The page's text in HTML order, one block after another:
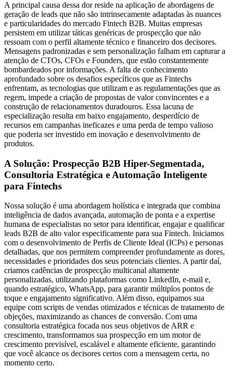
A principal causa dessa dor reside na aplicação de abordagens de
geração de leads que não são intrinsecamente adaptadas às nuances
e particularidades do mercado Fintech B2B. Muitas empresas
persistem em utilizar táticas genéricas de prospecção que não
ressoam com o perfil altamente técnico e financeiro dos decisores.
Mensagens padronizadas e sem personalização falham em capturar a
atenção de CTOs, CFOs e Founders, que estão constantemente
bombardeados por informações. A falta de conhecimento
aprofundado sobre os desafios específicos que as Fintechs
enfrentam, as tecnologias que utilizam e as regulamentações que as
regem, impede a criação de propostas de valor convincentes e a
construção de relacionamentos duradouros. Essa lacuna de
especialização resulta em baixo engajamento, desperdício de
recursos em campanhas ineficazes e uma perda de tempo valioso
que poderia ser investido em inovação e desenvolvimento de
produtos.
A Solução: Prospecção B2B Hiper-Segmentada,
Consultoria Estratégica e Automação Inteligente
para Fintechs
Nossa solução é uma abordagem holística e integrada que combina
inteligência de dados avançada, automação de ponta e a expertise
humana de especialistas no setor para identificar, engajar e qualificar
leads B2B de alto valor especificamente para sua Fintech. Iniciamos
com o desenvolvimento de Perfis de Cliente Ideal (ICPs) e personas
detalhadas, que nos permitem compreender profundamente as dores,
necessidades e prioridades dos seus potenciais clientes. A partir daí,
criamos cadências de prospecção multicanal altamente
personalizadas, utilizando plataformas como LinkedIn, e-mail e,
quando estratégico, WhatsApp, para garantir múltiplos pontos de
toque e engajamento significativo. Além disso, equipamos sua
equipe com scripts de vendas otimizados e técnicas de tratamento de
objeções, maximizando as chances de conversão. Com uma
consultoria estratégica focada nos seus objetivos de ARR e
crescimento, transformamos sua prospecção em um motor de
crescimento previsível, escalável e altamente eficiente, garantindo
que você alcance os decisores certos com a mensagem certa, no
momento certo.